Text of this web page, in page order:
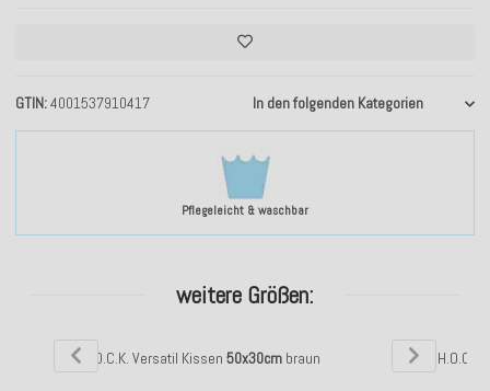
Pflegeleicht & waschbar
GTIN 4001537910417 In den folgenden Kategorien
weitere Größen:
H.O.C.K. Versatil Kissen 50x30cmbraun